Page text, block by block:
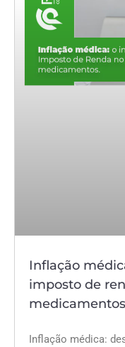
Inflação
imposto de
medicamentos
Inflação médica: